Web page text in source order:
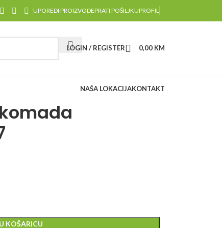
UPOREDI PROIZVODEPRATI POŠILJKUPROFIL
LOGIN / REGISTER 0,00 KM
NAŠA LOKACIJAKONTAKT
KOŠARICU